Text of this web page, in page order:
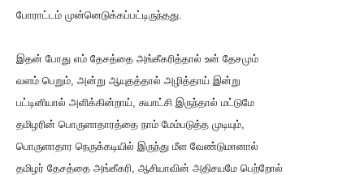
போராட்டம் முன்னெடுக்கப்பட்டிருந்தது.
இதன் போது எம் தேசத்தை அங்கீகரித்தால் உன் தேசமும்
வளம் பெறும், அன்று ஆயுதத்தால் அழித்தாய் இன்று
பட்டினியால் அளிக்கின்றாய், சுயாட்சி இருந்தால் மட்டுமே
தமிழரின் பொருளாதாரத்தை நாம் மேம்படுத்த முடியும்,
பொருளாதார நெருக்கடியில் இருந்து மீள வேண்டுமானால்
தமிழர் தேசத்தை அங்கீகரி, ஆசியாவின் அதிசயமே பெற்றோல்